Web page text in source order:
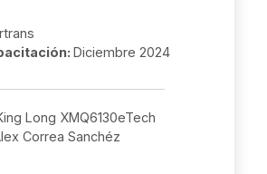
Diciembre 2024
Long XMQ6130eTech
Correa Sanchéz